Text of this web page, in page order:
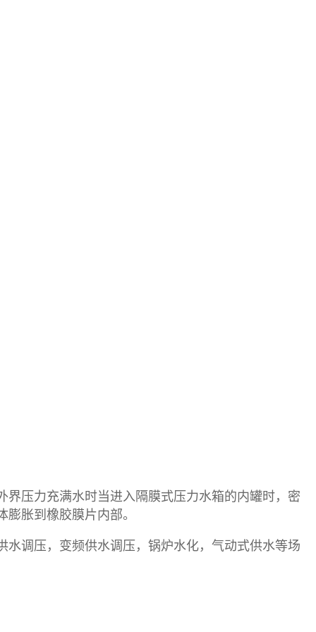
压力充满水时当进入隔膜式压力水箱的内罐时，密
胀到橡胶膜片内部。
调压，变频供水调压，锅炉水化，气动式供水等场